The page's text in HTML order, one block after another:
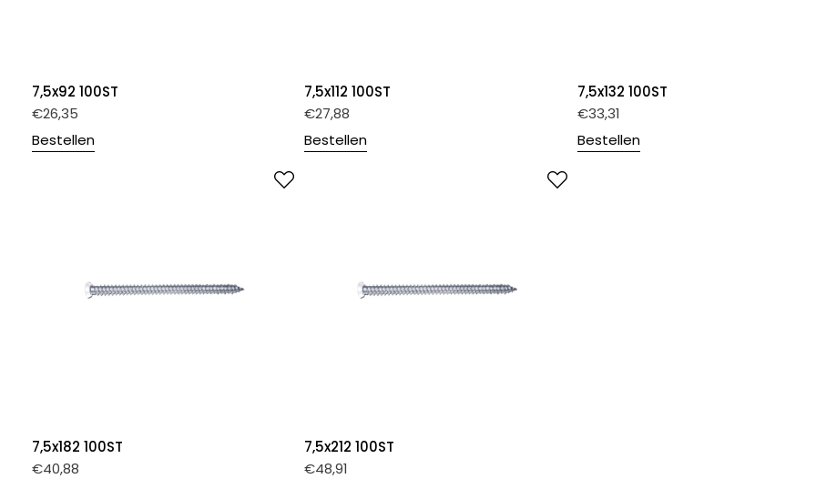
7,5x92 100ST
€26,35
Bestellen
7,5x112 100ST
€27,88
Bestellen
7,5x132 100ST
€33,31
Bestellen
7,5x182 100ST
€40,88
7,5x212 100ST
€48,91